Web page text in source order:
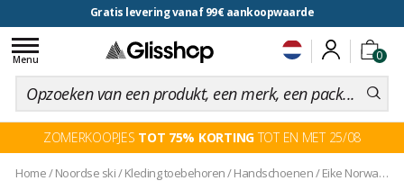
Gratis levering vanaf 99€ aankoopwaarde
voor een 100 dagen inruiling
0
Toggle
navigation
Menu
ZOMERKOOPJES TOT 75% KORTINGTOT EN MET 25/08
Home/ Noordse ski/Kleding toebehoren/Handschoenen/Eike Norway White